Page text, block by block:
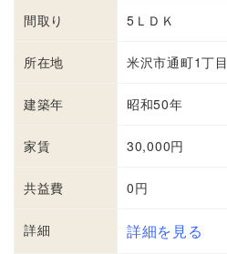
間取り 5ＬＤＫ
所在地 米沢市通町1丁目
建築年 昭和50年
家賃 30,000円
共益費 0円
詳細 詳細を見る